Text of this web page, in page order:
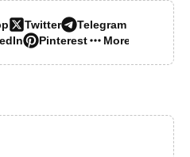
Twitter
Telegram
Pinterest More…